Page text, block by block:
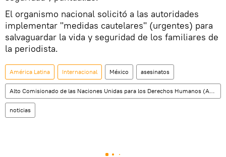
El organismo nacional solicitó a las autoridades
implementar "medidas cautelares" (urgentes) para
salvaguardar la vida y seguridad de los familiares de
la periodista.
América Latina Internacional México asesinatos
Alto Comisionado de las Naciones Unidas para los Derechos Humanos (ACNUDH)
noticias